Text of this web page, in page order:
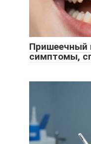
Пришеечный
симптомы,